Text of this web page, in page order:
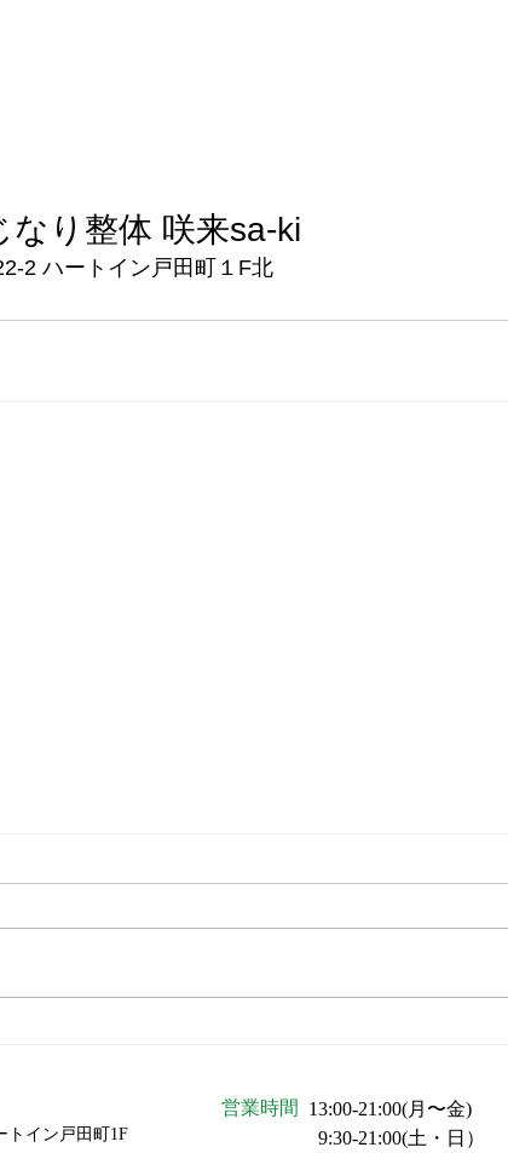
なり整体 咲来sa-ki
2 ハートイン戸田町１F北
営業時間
13:00-21:00(月〜金)
9:30-21:00(​土・日）
トイン戸田町1F